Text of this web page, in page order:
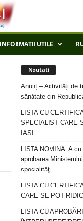
INFORMATII UTILE
Noutati
Anunț – Activități de
sănătate din
LISTA CU
SPECIALIST CARE
IASI
LISTA NOMINALA
aprobarea
specialităţi
LISTA CU
CARE SE POT
LISTA CU